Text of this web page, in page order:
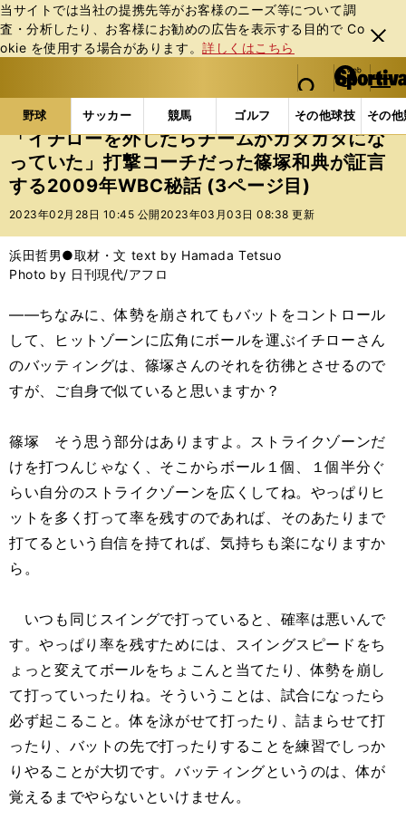
当サイトでは当社の提携先等がお客様のニーズ等について調
査・分析したり、お客様にお勧めの広告を表⽰する⽬的で Co
okie を使⽤する場合があります。詳しくはこちら
閉じ
る
web Sportiva (webスポルティーバ)
検索
マイペ
ー
ジ
メニュ
野球 サッカー 競馬 ゴルフ その他球技 その
b
ス
ポ
ル
テ
ー
バ
野球の記事一覧 プロ野球 「イチローを外したらチ
「イチローを外したらチームがガタガタにな
っていた」打撃コーチだった篠塚和典が証言
する2009年WBC秘話 (3ページ目)
2023年02月28日 10:45 公開 2023年03月03日 08:38 更新
浜田哲男●取材・文 text by Hamada Tetsuo
Photo by 日刊現代/アフロ
――ちなみに、体勢を崩されてもバットをコントロール
して、ヒットゾーンに広角にボールを運ぶイチローさん
のバッティングは、篠塚さんのそれを彷彿とさせるので
すが、ご自身で似ていると思いますか？
篠塚 そう思う部分はありますよ。ストライクゾーンだ
けを打つんじゃなく、そこからボール１個、１個半分ぐ
らい自分のストライクゾーンを広くしてね。やっぱりヒ
ットを多く打って率を残すのであれば、そのあたりまで
打てるという自信を持てれば、気持ちも楽になりますか
ら。
いつも同じスイングで打っていると、確率は悪いんで
す。やっぱり率を残すためには、スイングスピードをち
ょっと変えてボールをちょこんと当てたり、体勢を崩し
て打っていったりね。そういうことは、試合になったら
必ず起こること。体を泳がせて打ったり、詰まらせて打
ったり、バットの先で打ったりすることを練習でしっか
りやることが大切です。バッティングというのは、体が
覚えるまでやらないといけません。